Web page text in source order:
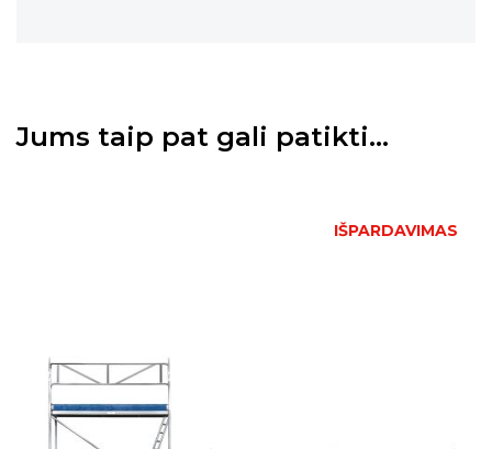
Jums taip pat gali patikti…
IŠPARDAVIMAS